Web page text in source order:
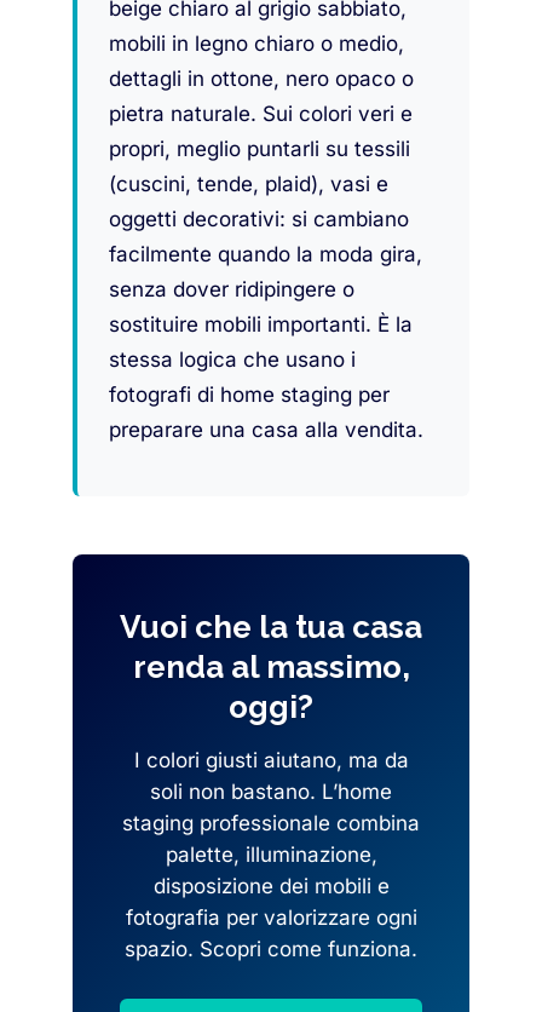
beige chiaro al grigio sabbiato,
mobili in legno chiaro o medio,
dettagli in ottone, nero opaco o
pietra naturale. Sui colori veri e
propri, meglio puntarli su tessili
(cuscini, tende, plaid), vasi e
oggetti decorativi: si cambiano
facilmente quando la moda gira,
senza dover ridipingere o
sostituire mobili importanti. È la
stessa logica che usano i
fotografi di home staging per
preparare una casa alla vendita.
Vuoi che la tua casa
renda al massimo,
oggi?
I colori giusti aiutano, ma da
soli non bastano. L’home
staging professionale combina
palette, illuminazione,
disposizione dei mobili e
fotografia per valorizzare ogni
spazio. Scopri come funziona.